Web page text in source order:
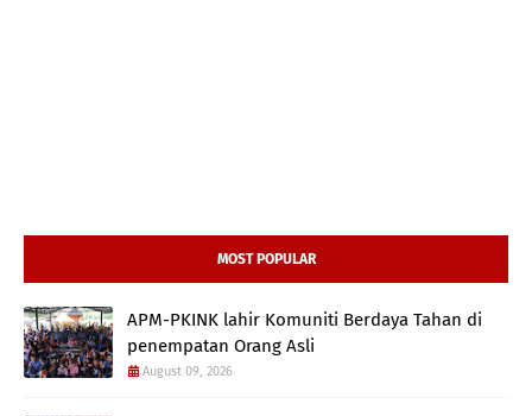
MOST POPULAR
APM-PKINK lahir Komuniti Berdaya Tahan di
penempatan Orang Asli
August 09, 2026